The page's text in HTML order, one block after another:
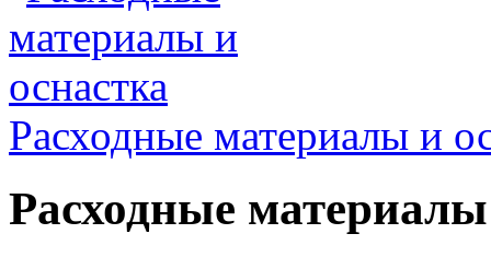
Расходные материалы и
Расходные